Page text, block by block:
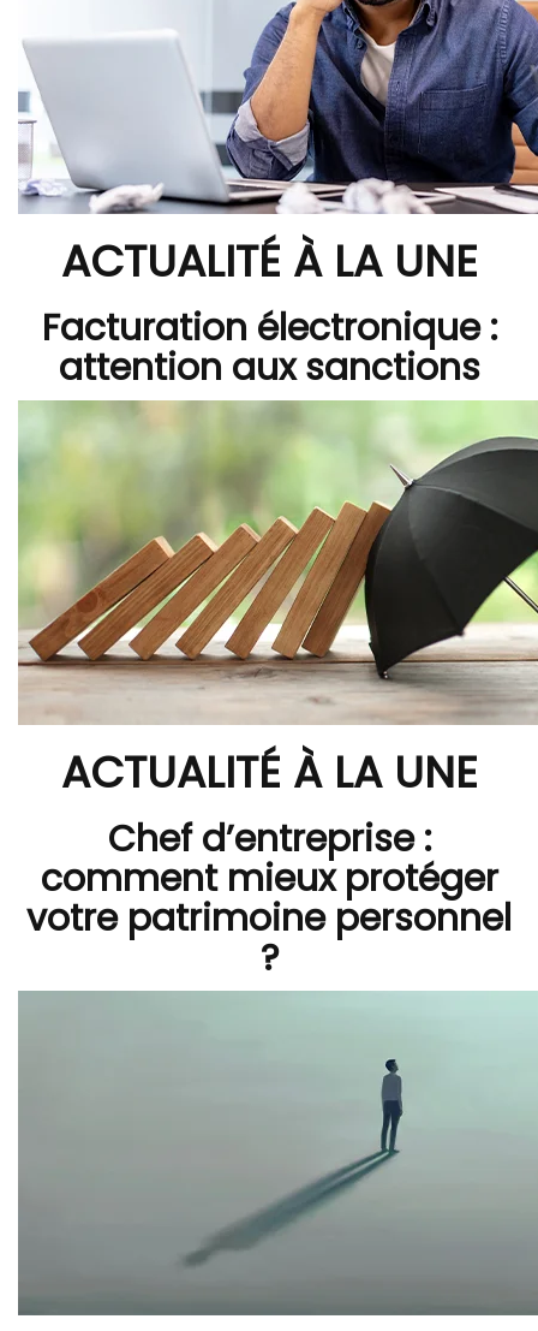
ACTUALITÉ À LA UNE
Facturation électronique :
attention aux sanctions
ACTUALITÉ À LA UNE
Chef d’entreprise :
comment mieux protéger
votre patrimoine personnel
?